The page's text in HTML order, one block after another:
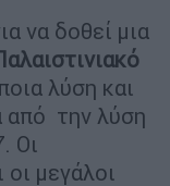
να δοθεί μια
λύση και
από την λύση
Οι
οι μεγάλοι